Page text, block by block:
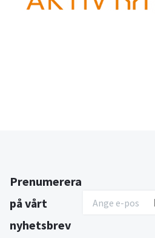
Prenumerera
på vårt
nyhetsbrev